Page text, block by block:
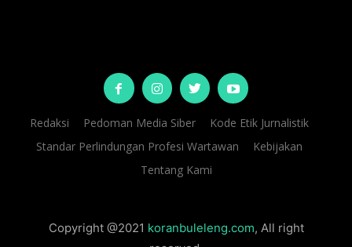
Redaksi Pedoman Media Siber
Kode Etik Jurnalistik
Standar Perlindungan Profesi Wartawan
Kebijakan
Tentang Kami
Copyright @2021 koranbuleleng.com, All right